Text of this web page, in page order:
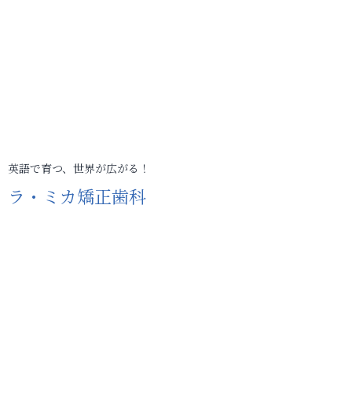
英語で育つ、世界が広がる！
ラ・ミカ矯正歯科